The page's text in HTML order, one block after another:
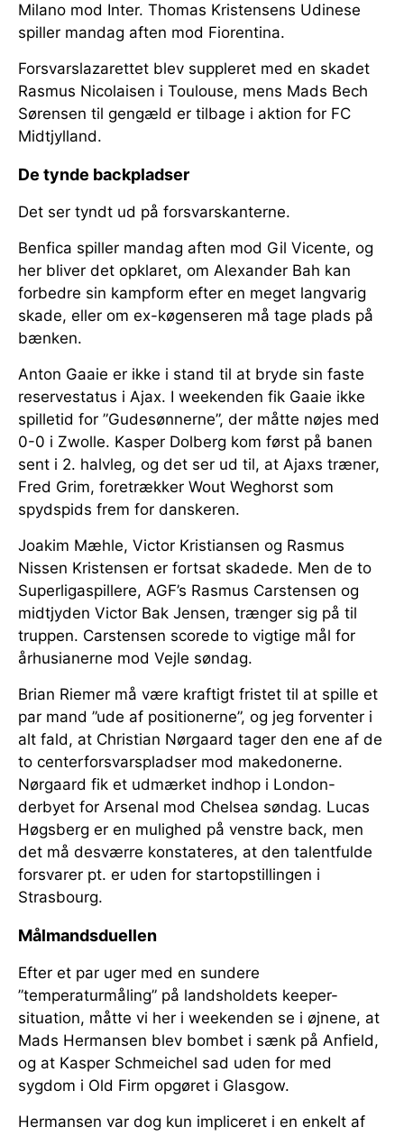
Milano mod Inter. Thomas Kristensens Udinese
spiller mandag aften mod Fiorentina.
Forsvarslazarettet blev suppleret med en skadet
Rasmus Nicolaisen i Toulouse, mens Mads Bech
Sørensen til gengæld er tilbage i aktion for FC
Midtjylland.
De tynde backpladser
Det ser tyndt ud på forsvarskanterne.
Benfica spiller mandag aften mod Gil Vicente, og
her bliver det opklaret, om Alexander Bah kan
forbedre sin kampform efter en meget langvarig
skade, eller om ex-køgenseren må tage plads på
bænken.
Anton Gaaie er ikke i stand til at bryde sin faste
reservestatus i Ajax. I weekenden fik Gaaie ikke
spilletid for ”Gudesønnerne”, der måtte nøjes med
0-0 i Zwolle. Kasper Dolberg kom først på banen
sent i 2. halvleg, og det ser ud til, at Ajaxs træner,
Fred Grim, foretrækker Wout Weghorst som
spydspids frem for danskeren.
Joakim Mæhle, Victor Kristiansen og Rasmus
Nissen Kristensen er fortsat skadede. Men de to
Superligaspillere, AGF’s Rasmus Carstensen og
midtjyden Victor Bak Jensen, trænger sig på til
truppen. Carstensen scorede to vigtige mål for
århusianerne mod Vejle søndag.
Brian Riemer må være kraftigt fristet til at spille et
par mand ”ude af positionerne”, og jeg forventer i
alt fald, at Christian Nørgaard tager den ene af de
to centerforsvarspladser mod makedonerne.
Nørgaard fik et udmærket indhop i London-
derbyet for Arsenal mod Chelsea søndag. Lucas
Høgsberg er en mulighed på venstre back, men
det må desværre konstateres, at den talentfulde
forsvarer pt. er uden for startopstillingen i
Strasbourg.
Målmandsduellen
Efter et par uger med en sundere
”temperaturmåling” på landsholdets keeper-
situation, måtte vi her i weekenden se i øjnene, at
Mads Hermansen blev bombet i sænk på Anfield,
og at Kasper Schmeichel sad uden for med
sygdom i Old Firm opgøret i Glasgow.
Hermansen var dog kun impliceret i en enkelt af